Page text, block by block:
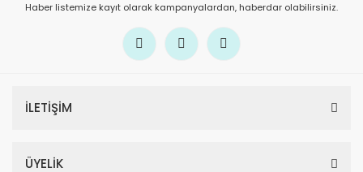
Haber listemize kayıt olarak kampanyalardan, haberdar olabilirsiniz.
İLETİŞİM
ÜYELİK